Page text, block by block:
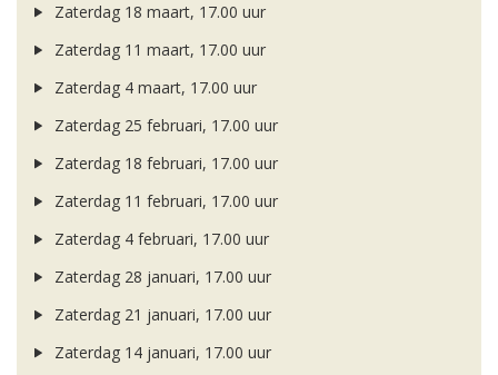
Zaterdag 18 maart, 17.00 uur
Zaterdag 11 maart, 17.00 uur
Zaterdag 4 maart, 17.00 uur
Zaterdag 25 februari, 17.00 uur
Zaterdag 18 februari, 17.00 uur
Zaterdag 11 februari, 17.00 uur
Zaterdag 4 februari, 17.00 uur
Zaterdag 28 januari, 17.00 uur
Zaterdag 21 januari, 17.00 uur
Zaterdag 14 januari, 17.00 uur